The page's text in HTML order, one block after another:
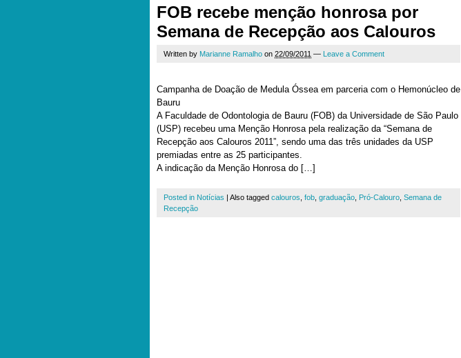
FOB recebe menção honrosa por
Semana de Recepção aos Calouros
Written by Marianne Ramalho on 22/09/2011 — Leave a Comment
Campanha de Doação de Medula Óssea em parceria com o Hemonúcleo de
Bauru
A Faculdade de Odontologia de Bauru (FOB) da Universidade de São Paulo
(USP) recebeu uma Menção Honrosa pela realização da “Semana de
Recepção aos Calouros 2011”, sendo uma das três unidades da USP
premiadas entre as 25 participantes.
A indicação da Menção Honrosa do […]
Posted in Notícias | Also tagged calouros fob graduação Pró-Calouro Semana de
Recepção